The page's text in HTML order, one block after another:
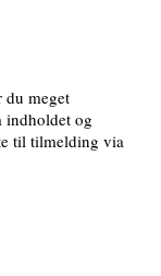
meget
indholdet og
til tilmelding via